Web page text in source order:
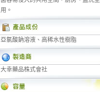
用。
亞氯酸鈉溶液、高稀水性樹脂
大幸藥品株式會社